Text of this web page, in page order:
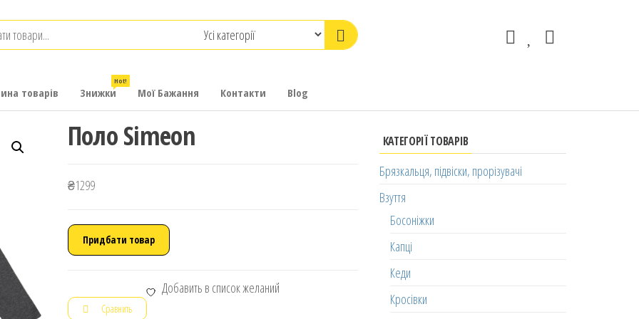
товарів Знижки
Hot!
Мої Бажання Контакти Blog
Поло Simeon
₴1299
Придбати товар
Добавить в список желаний
Сравнить
КАТЕГОРІЇ ТОВАРІВ
Брязкальця, підвіски, прорізувачі
Взуття
Босоніжки
Капці
Кеди
Кросівки